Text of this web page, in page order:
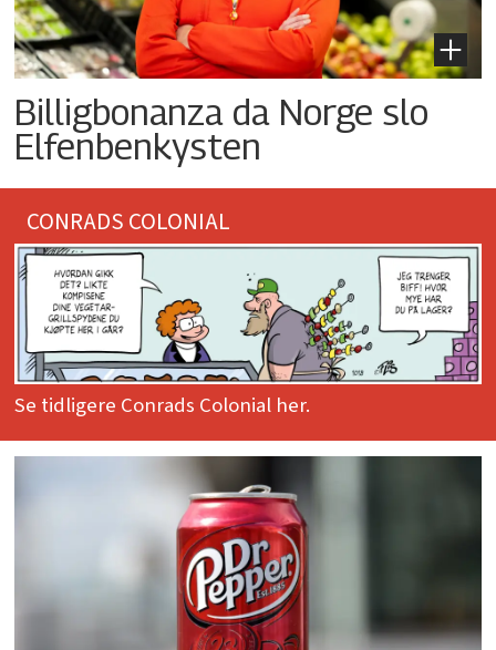
Billigbonanza da Norge slo
Elfenbenkysten
CONRADS COLONIAL
Se tidligere Conrads Colonial her.